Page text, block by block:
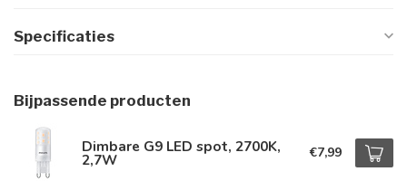
Specificaties
Bijpassende producten
Dimbare G9 LED spot, 2700K,
2,7W €7,99